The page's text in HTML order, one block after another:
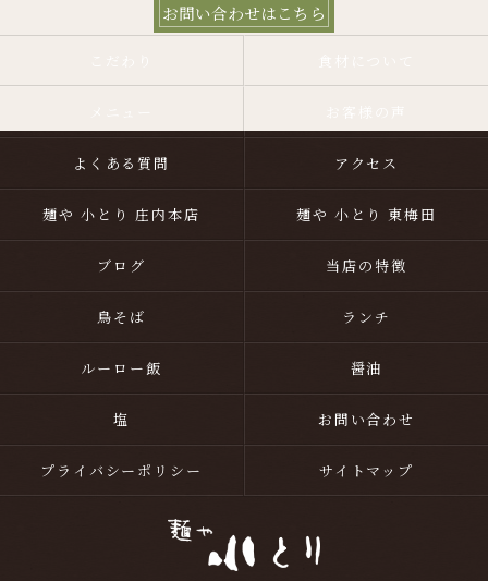
お問い合わせはこちら
よくある質問 アクセス
麺や 小とり 庄内本店 麺や 小とり 東梅田
ブログ 当店の特徴
鳥そば ランチ
ルーロー飯 醤油
塩 お問い合わせ
プライバシーポリシー サイトマップ